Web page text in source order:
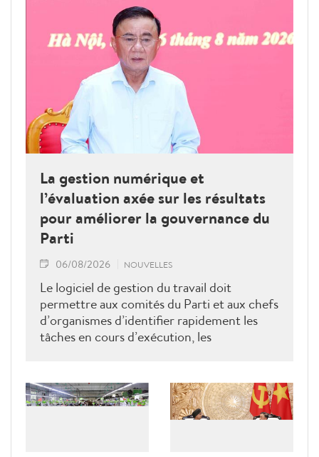
La gestion numérique et
l’évaluation axée sur les résultats
pour améliorer la gouvernance du
Parti
06/08/2026 NOUVELLES
Le logiciel de gestion du travail doit
permettre aux comités du Parti et aux chefs
d’organismes d’identifier rapidement les
tâches en cours d’exécution, les
requises, les tâches en retard, les causes de
ces retards, les personnes devant en
répondre, ainsi que les décisions à prendre